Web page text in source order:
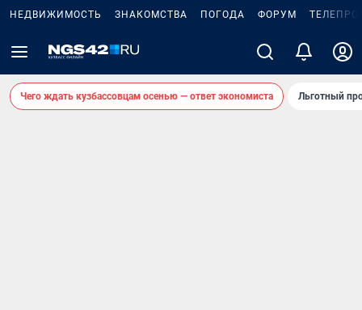
НЕДВИЖИМОСТЬ ЗНАКОМСТВА ПОГОДА ФОРУМ
Чего ждать кузбассовцам осенью — ответ экономиста Льготный